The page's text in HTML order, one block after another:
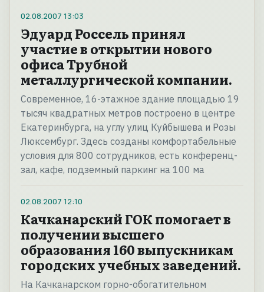
02.08.2007 13:03
Эдуард Россель принял
участие в открытии нового
офиса Трубной
металлургической компании.
Современное, 16-этажное здание площадью 19
тысяч квадратных метров построено в центре
Екатеринбурга, на углу улиц Куйбышева и Розы
Люксембург. Здесь созданы комфортабельные
условия для 800 сотрудников, есть конференц-
зал, кафе, подземный паркинг на 100 ма
02.08.2007 12:10
Качканарский ГОК помогает в
получении высшего
образования 160 выпускникам
городских учебных заведений.
На Качканарском горно-обогатительном